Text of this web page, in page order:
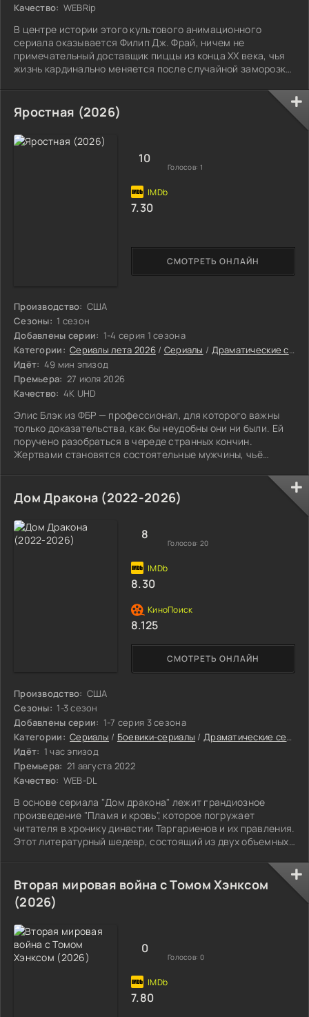
Качество: WEBRip
В центре истории этого культового анимационного
сериала оказывается Филип Дж. Фрай, ничем не
примечательный доставщик пиццы из конца XX века, чья
жизнь кардинально меняется после случайной заморозки
Яростная (2026)
Производство: США
Сезоны: 1 сезон
Добавлены серии: 1-4 серия 1 сезона
Категории: Сериалы лета 2026/ Сериалы / Драматические сериалы
Идёт: 49 мин эпизод
Премьера: 27 июля 2026
Качество: 4K UHD
Элис Блэк из ФБР — профессионал, для которого важны
только доказательства, как бы неудобны они ни были. Ей
поручено разобраться в череде странных кончин.
Жертвами становятся состоятельные мужчины, чьё
СМОТРЕТЬ ОНЛАЙН
10
Голосов: 1
7.30
Дом Дракона (2022-2026)
Производство: США
Сезоны: 1-3 сезон
Добавлены серии: 1-7 серия 3 сезона
Категории: Сериалы / Боевики-сериалы / Драматические сериалы
Идёт: 1 час эпизод
Премьера: 21 августа 2022
Качество: WEB-DL
В основе сериала "Дом дракона" лежит грандиозное
произведение "Пламя и кровь", которое погружает
читателя в хронику династии Таргариенов и их правления.
Этот литературный шедевр, состоящий из двух объемных
вдохновения для многосерийного проекта. Рассказ
ведется от лица мейстера Гильдейна, ученого и историка,
который, пережив эпоху безумного Эйриса, сумел
оставить нам уникальное свидетельство о судьбе этой
СМОТРЕТЬ ОНЛАЙН
8
Голосов: 20
8.30
8.125
Вторая мировая война с Томом Хэнксом
(2026)
0
Голосов: 0
7.80